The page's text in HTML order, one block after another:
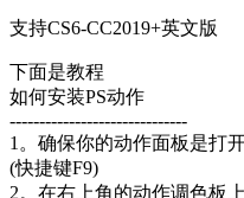
支持CS6-CC2019+英文版
下面是教程
如何安装PS动作
------------------------------
1。确保你的动作面板是打
(快捷键F9)
2。在右上角的动作调色板